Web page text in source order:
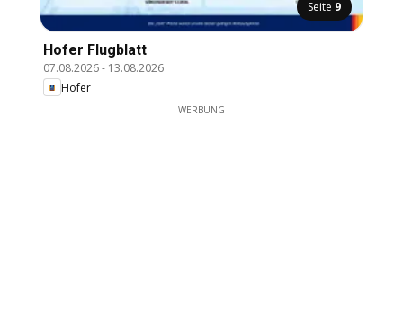
Seite 9
Hofer Flugblatt
07.08.2026- 13.08.2026
Hofer
WERBUNG